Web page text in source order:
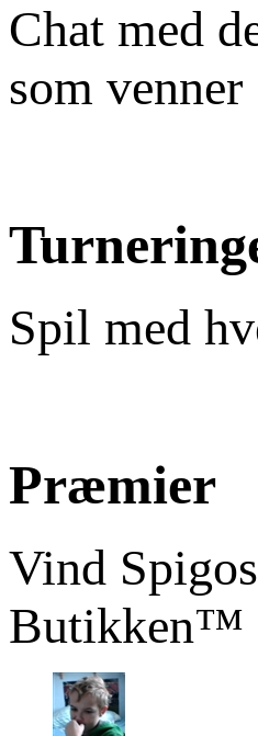
Chat med
som venner
Spil med
Præmier
Vind
Butikken™